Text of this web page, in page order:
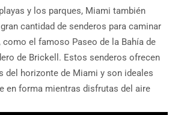
y los parques, Miami también
cantidad de senderos para caminar
como el famoso Paseo de la Bahía de
de Brickell. Estos senderos ofrecen
del horizonte de Miami y son ideales
en forma mientras disfrutas del aire